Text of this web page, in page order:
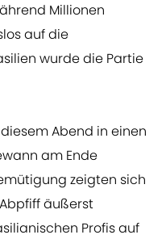
Millionen
auf die
wurde die Partie
Abend in einen
am Ende
zeigten sich
äußerst
Profis auf